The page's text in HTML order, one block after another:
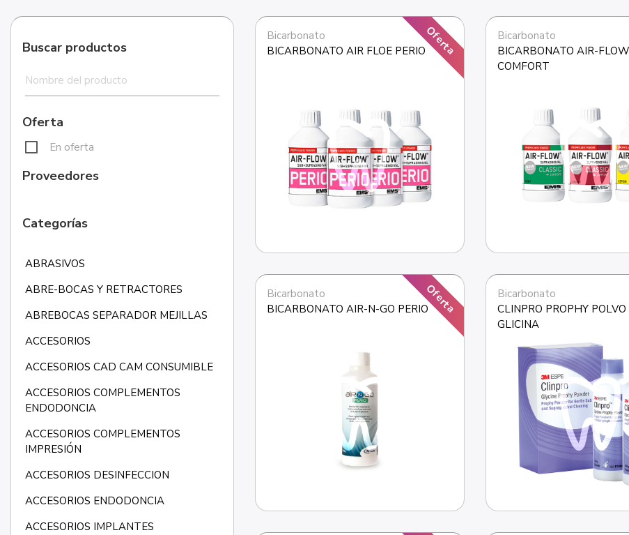
Buscar productos
Oferta
En oferta
Proveedores
Categorías
ABRASIVOS
ABRE-BOCAS Y RETRACTORES
ABREBOCAS SEPARADOR MEJILLAS
ACCESORIOS
ACCESORIOS CAD CAM CONSUMIBLE
ACCESORIOS COMPLEMENTOS
ENDODONCIA
ACCESORIOS COMPLEMENTOS
IMPRESIÓN
ACCESORIOS DESINFECCION
ACCESORIOS ENDODONCIA
ACCESORIOS IMPLANTES
Oferta
Bicarbonato
BICARBONATO AIR FLOE PERIO
Bicarbonato
BICARBONATO AIR-
COMFORT
Oferta
Bicarbonato
BICARBONATO AIR-N-GO PERIO
Bicarbonato
CLINPRO PROPHY POLVO
GLICINA